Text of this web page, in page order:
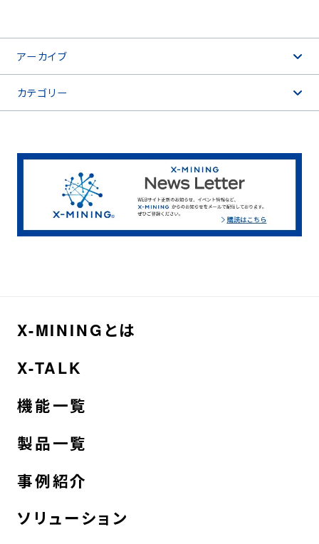
個人情報の取り扱いについて
アーカイブ
カテゴリー
X-MININGとは
X-TALK
機能一覧
製品一覧
事例紹介
ソリューション